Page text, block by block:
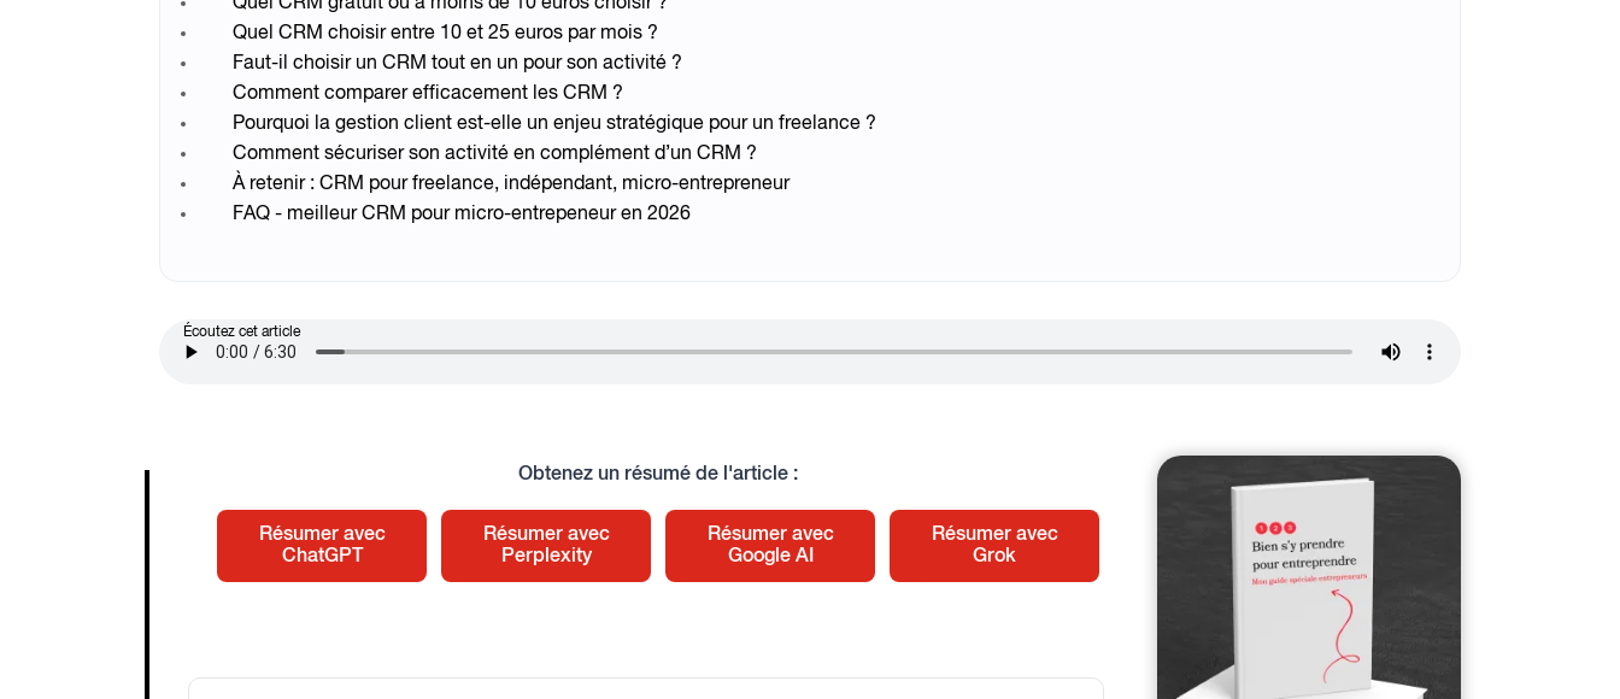
Quel CRM gratuit ou à moins de 10 euros choisir ?
Quel CRM choisir entre 10 et 25 euros par mois ?
Faut-il choisir un CRM tout en un pour son activité ?
Comment comparer efficacement les CRM ?
Pourquoi la gestion client est-elle un enjeu stratégique pour un freelance ?
Comment sécuriser son activité en complément d’un CRM ?
À retenir : CRM pour freelance, indépendant, micro-entrepreneur
FAQ - meilleur CRM pour micro-entrepeneur en 2026
Écoutez cet article
Audio file
Obtenez un résumé de l'article :
Résumer avec
ChatGPT
Résumer avec
Perplexity
Résumer avec
Google AI
Résumer avec
Grok